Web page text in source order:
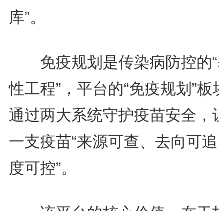
库”。
免疫规划是传染病防控的“
性工程”，平台的“免疫规划”板
通过两大系统守护疫苗安全，
一支疫苗“来源可查、去向可
度可控”。